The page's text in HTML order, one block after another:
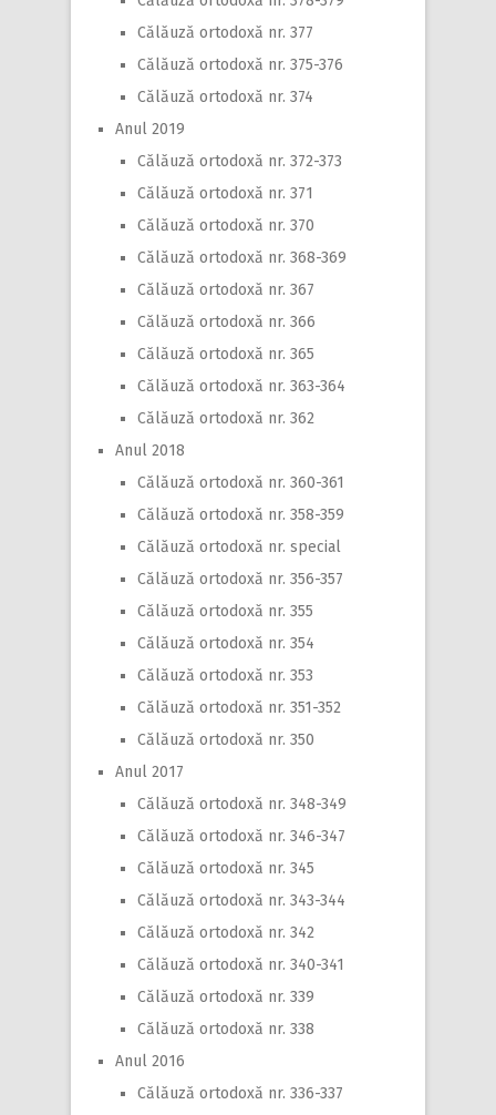
Călăuză ortodoxă nr. 377
Călăuză ortodoxă nr. 375-376
Călăuză ortodoxă nr. 374
Anul 2019
Călăuză ortodoxă nr. 372-373
Călăuză ortodoxă nr. 371
Călăuză ortodoxă nr. 370
Călăuză ortodoxă nr. 368-369
Călăuză ortodoxă nr. 367
Călăuză ortodoxă nr. 366
Călăuză ortodoxă nr. 365
Călăuză ortodoxă nr. 363-364
Călăuză ortodoxă nr. 362
Anul 2018
Călăuză ortodoxă nr. 360-361
Călăuză ortodoxă nr. 358-359
Călăuză ortodoxă nr. special
Călăuză ortodoxă nr. 356-357
Călăuză ortodoxă nr. 355
Călăuză ortodoxă nr. 354
Călăuză ortodoxă nr. 353
Călăuză ortodoxă nr. 351-352
Călăuză ortodoxă nr. 350
Anul 2017
Călăuză ortodoxă nr. 348-349
Călăuză ortodoxă nr. 346-347
Călăuză ortodoxă nr. 345
Călăuză ortodoxă nr. 343-344
Călăuză ortodoxă nr. 342
Călăuză ortodoxă nr. 340-341
Călăuză ortodoxă nr. 339
Călăuză ortodoxă nr. 338
Anul 2016
Călăuză ortodoxă nr. 336-337